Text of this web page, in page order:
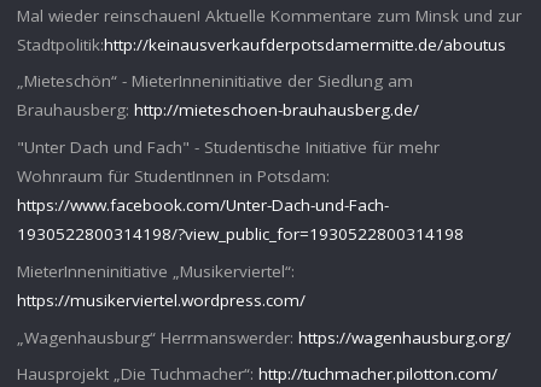
Mal wieder reinschauen! Aktuelle Kommentare zum Minsk und zur
Stadtpolitik:http://keinausverkaufderpotsdamermitte.de/aboutus
„Mieteschön“ - MieterInneninitiative der Siedlung am
Brauhausberg: http://mieteschoen-brauhausberg.de/
"Unter Dach und Fach" - Studentische Initiative für mehr
Wohnraum für StudentInnen in Potsdam:
https://www.facebook.com/Unter-Dach-und-Fach-
1930522800314198/?view_public_for=1930522800314198
MieterInneninitiative „Musikerviertel“:
https://musikerviertel.wordpress.com/
„Wagenhausburg“ Herrmanswerder: https://wagenhausburg.org/
Hausprojekt „Die Tuchmacher“: http://tuchmacher.pilotton.com/